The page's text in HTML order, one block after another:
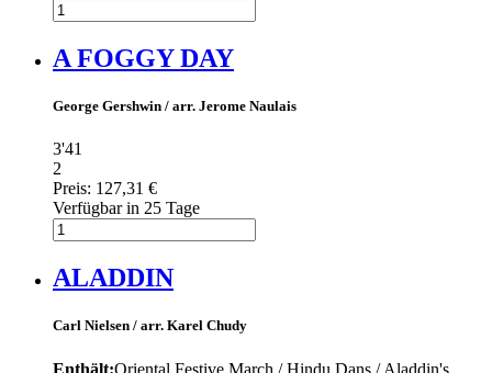
A FOGGY DAY
George Gershwin / arr. Jerome Naulais
3'41
2
Preis: 127,31 €
Verfügbar in 25 Tage
ALADDIN
Carl Nielsen / arr. Karel Chudy
Enthält:Oriental Festive March / Hindu Dans / Aladdin's